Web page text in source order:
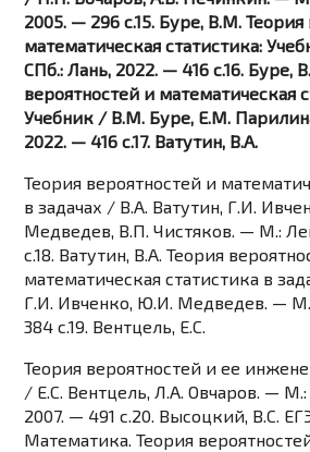
2005. — 296 c.15. Буре, В.М. Теория
математическая статистика:
СПб.: Лань, 2022. — 416 c.16. Буре,
вероятностей и математическая
Учебник / В.М. Буре, Е.М.
2022. — 416 c.17. Ватутин, В.А.
Теория вероятностей и
в задачах / В.А. Ватутин, Г.И.
Медведев, В.П. Чистяков. — М.:
c.18. Ватутин, В.А. Теория
математическая статистика в
Г.И. Ивченко, Ю.И. Медведев. —
384 c.19. Вентцель, Е.С.
Теория вероятностей и ее
/ Е.С. Вентцель, Л.А. Овчаров. —
2007. — 491 c.20. Высоцкий, В.С.
Математика. Теория